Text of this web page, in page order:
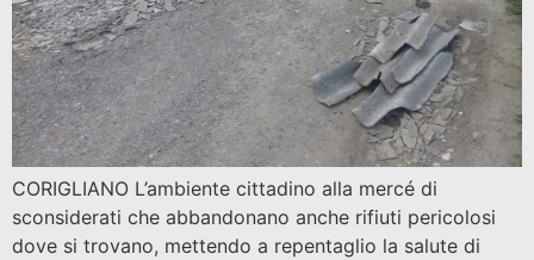
CORIGLIANO L’ambiente cittadino alla mercé di
sconsiderati che abbandonano anche rifiuti pericolosi
dove si trovano, mettendo a repentaglio la salute di